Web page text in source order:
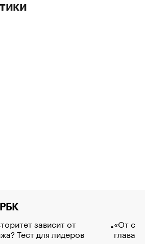
зависит от
Тест для лидеров
«От
глава